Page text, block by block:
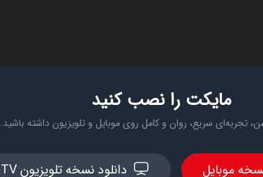
مایکت را نصب کنید
تجربه‌ای سریع، روان و کامل روی موبایل و تلویزیون داشته باشید.
موبایل دانلود نسخه تلویزیون TV